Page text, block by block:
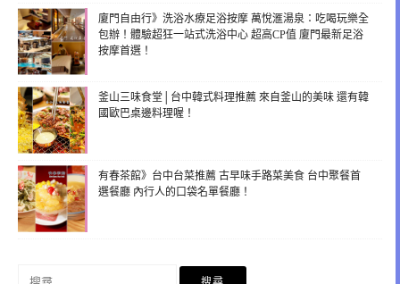
廈門自由行》洗浴水療足浴按摩 萬悅滙湯泉：吃喝玩樂全
包辦！體驗超狂一站式洗浴中心 超高CP值 廈門最新足浴
按摩首選！
釜山三味食堂│台中韓式料理推薦 來自釜山的美味 還有韓
國歐巴桌邊料理喔！
有春茶館》台中台菜推薦 古早味手路菜美食 台中聚餐首
選餐廳 內行人的口袋名單餐廳！